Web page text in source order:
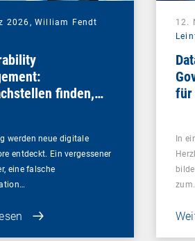
2026, William Fendt
finden,
werden neue digitale
entdeckt. Ein vergessener
eine falsche
12.
für
In